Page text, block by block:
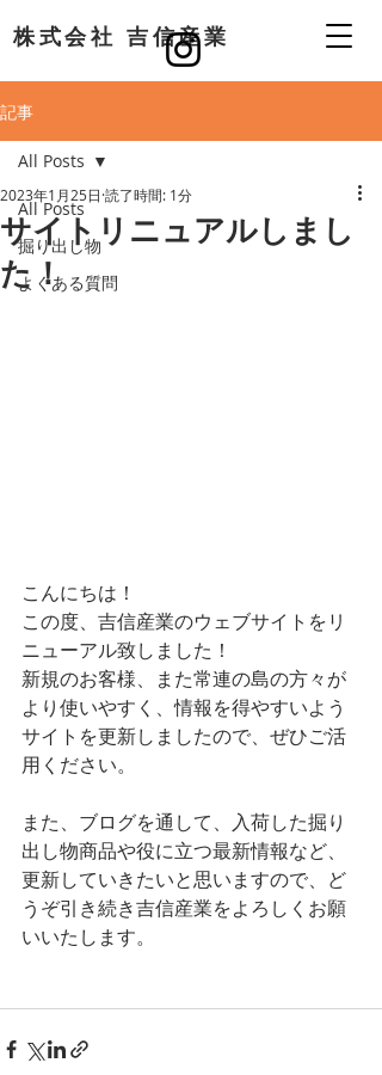
​株式会社 吉信産業
記事
All Posts
掘り出し物
よくある質問
All Posts
サイトリニュアルしまし
た！
2023年1月25日 読了時間: 1分
こんにちは！
この度、吉信産業のウェブサイトをリ
ニューアル致しました！
新規のお客様、また常連の島の方々が
より使いやすく、情報を得やすいよう
サイトを更新しましたので、ぜひご活
用ください。
また、ブログを通して、入荷した掘り
出し物商品や役に立つ最新情報など、
更新していきたいと思いますので、ど
うぞ引き続き吉信産業をよろしくお願
いいたします。